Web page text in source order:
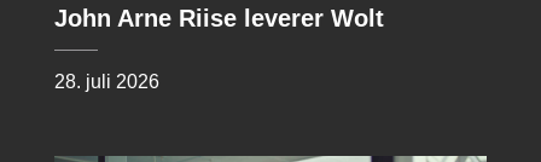
John Arne Riise leverer Wolt
28. juli 2026